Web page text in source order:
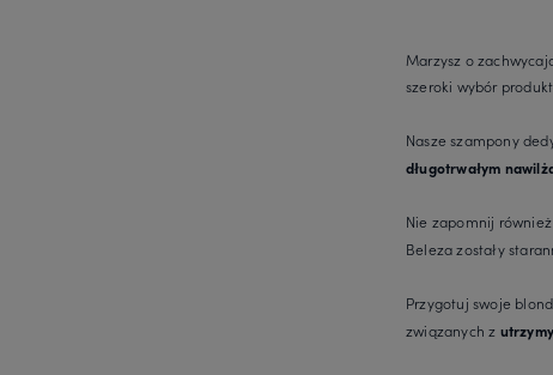
Marzysz o
szeroki wybór
Nasze szampony
długotrwałym
Nie zapomnij
Beleza zostały
Przygotuj swoje
związanych z